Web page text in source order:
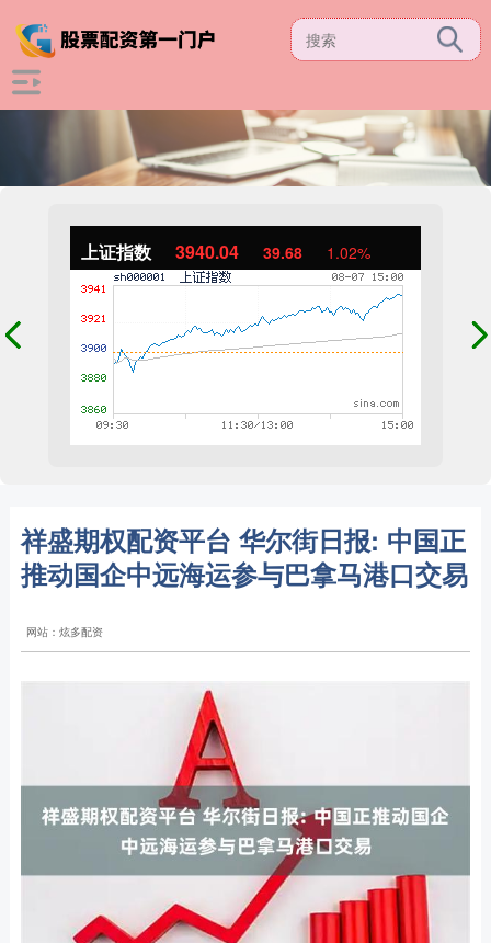
上证指数 3940.04 39.68 1.02%
祥盛期权配资平台 华尔街日报: 中国正
推动国企中远海运参与巴拿马港口交易
网站：炫多配资